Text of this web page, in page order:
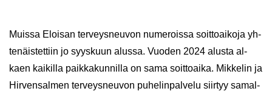
Muis­sa Eloi­san ter­veys­neu­von nu­me­rois­sa soit­toai­ko­ja yh­
te­näis­tet­tiin jo syys­kuun alus­sa. Vuo­den 2024 alus­ta al­
kaen kai­kil­la paik­ka­kun­nil­la on sama soit­toai­ka. Mik­ke­lin ja
Hir­ven­sal­men ter­veys­neu­von pu­he­lin­pal­ve­lu siir­tyy sa­mal­